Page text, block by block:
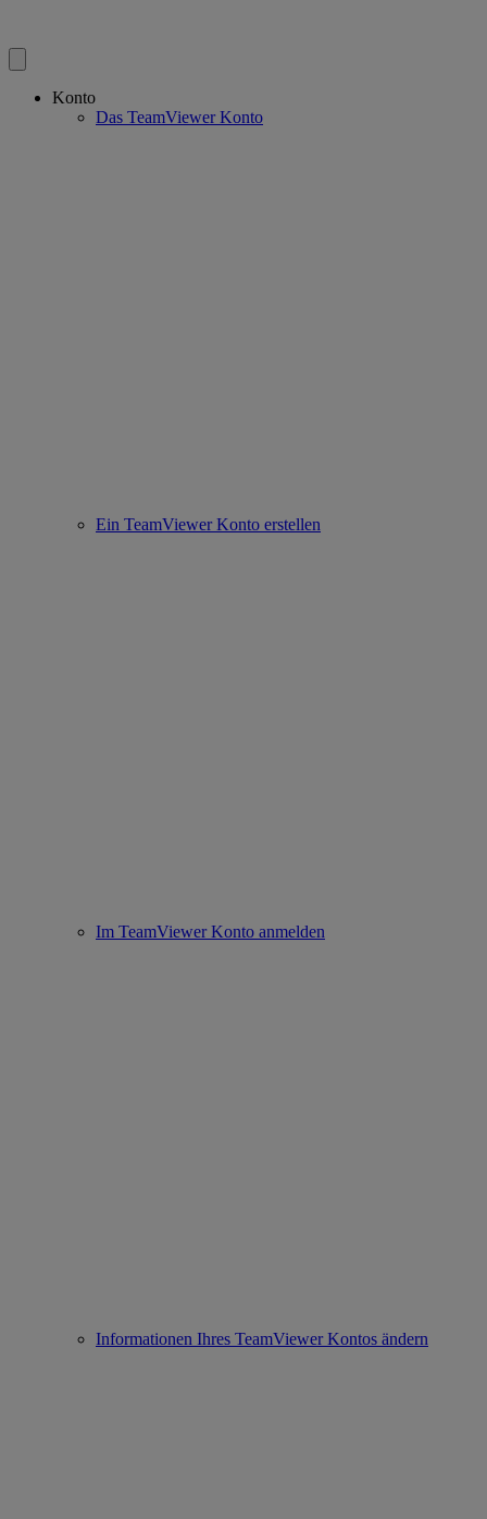
Konto
Das TeamViewer Konto
Ein TeamViewer Konto erstellen
Im TeamViewer Konto anmelden
Informationen Ihres TeamViewer Kontos ändern